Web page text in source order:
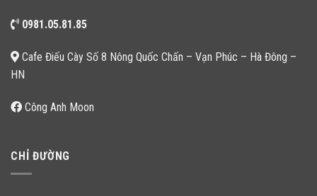
0981.05.81.85
Cafe Điếu Cày Số 8 Nông Quốc Chấn – Vạn Phúc – Hà Đông –
HN
Công Anh Moon
CHỈ ĐƯỜNG